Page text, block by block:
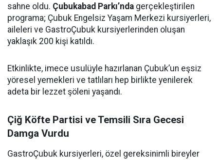
sahne oldu. Çubukabad Parkı’nda gerçekleştirilen
programa; Çubuk Engelsiz Yaşam Merkezi kursiyerleri,
aileleri ve GastroÇubuk kursiyerlerinden oluşan
yaklaşık 200 kişi katıldı.
Etkinlikte, imece usulüyle hazırlanan Çubuk’un eşsiz
yöresel yemekleri ve tatlıları hep birlikte yenilerek
adeta bir lezzet şöleni yaşandı.
Çiğ Köfte Partisi ve Temsili Sıra Gecesi
Damga Vurdu
GastroÇubuk kursiyerleri, özel gereksinimli bireyler